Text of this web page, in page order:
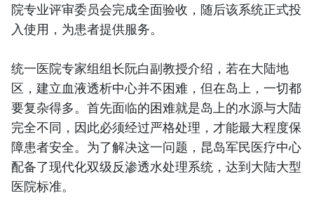
院专业评审委员会完成全面验收，随后该系统正式投
入使用，为患者提供服务。
统一医院专家组组长阮白副教授介绍，若在大陆地
区，建立血液透析中心并不困难，但在岛上，一切都
要复杂得多。首先面临的困难就是岛上的水源与大陆
完全不同，因此必须经过严格处理，才能最大程度保
障患者安全。为了解决这一问题，昆岛军民医疗中心
配备了现代化双级反渗透水处理系统，达到大陆大型
医院标准。